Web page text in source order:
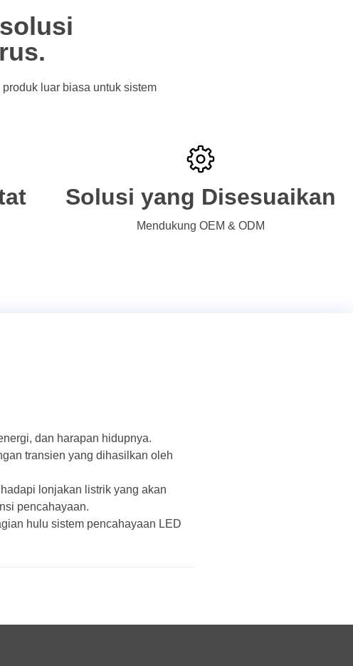
luar biasa untuk sistem
Solusi yang Disesuaikan
Mendukung OEM & ODM
dan harapan hidupnya.
transien yang dihasilkan oleh
lonjakan listrik yang akan
pencahayaan.
hulu sistem pencahayaan LED